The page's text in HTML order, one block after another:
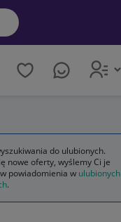
do ulubionych.
nowe oferty, wyślemy Ci je
powiadomienia w ulubionych
.